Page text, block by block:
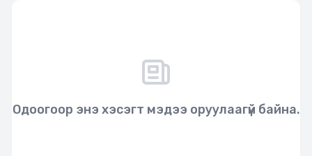
Одоогоор энэ хэсэгт мэдээ оруулаагүй байна.